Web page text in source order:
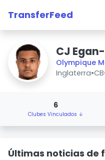
TransferFeed
CJ
Olympique
Inglaterra•CB
6
Clubes Vinculados ↓
Últimas noticias de